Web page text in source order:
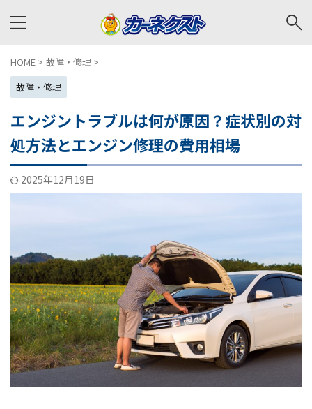
HOME > 故障・修理 >
故障・修理
エンジントラブルは何が原因？症状別の対
処方法とエンジン修理の費用相場
2025年12月19日